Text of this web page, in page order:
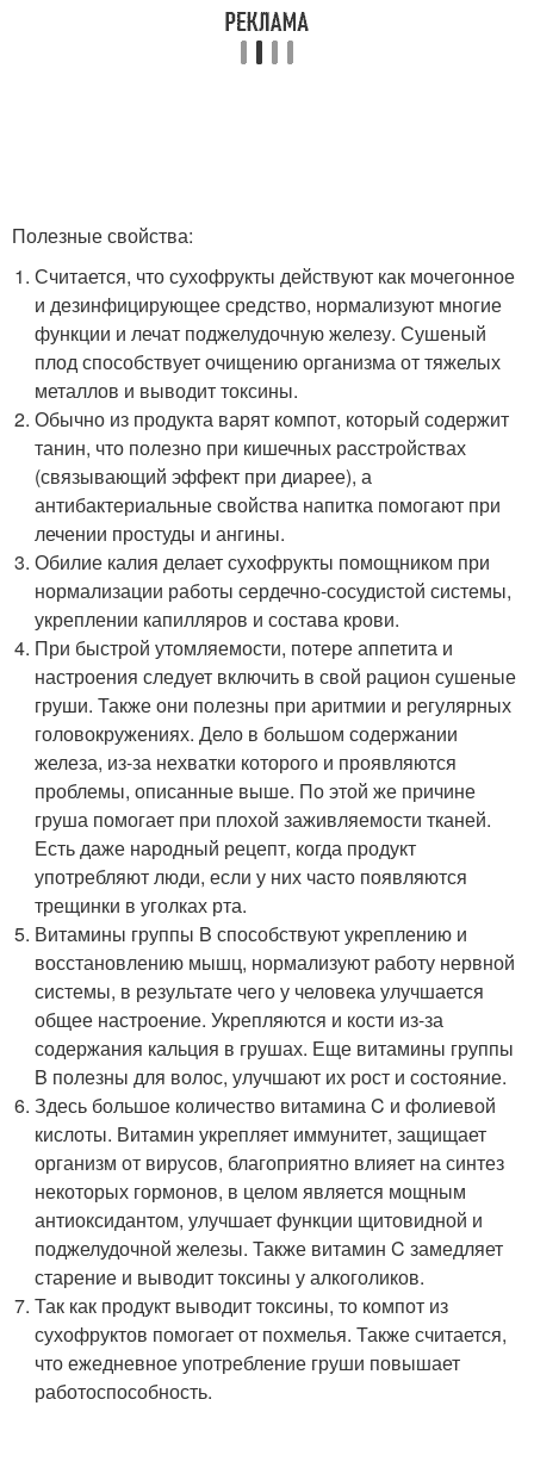
Полезные свойства:
Считается, что сухофрукты действуют как мочегонное
и дезинфицирующее средство, нормализуют многие
функции и лечат поджелудочную железу. Сушеный
плод способствует очищению организма от тяжелых
металлов и выводит токсины.
Обычно из продукта варят компот, который содержит
танин, что полезно при кишечных расстройствах
(связывающий эффект при диарее), а
антибактериальные свойства напитка помогают при
лечении простуды и ангины.
Обилие калия делает сухофрукты помощником при
нормализации работы сердечно-сосудистой системы,
укреплении капилляров и состава крови.
При быстрой утомляемости, потере аппетита и
настроения следует включить в свой рацион сушеные
груши. Также они полезны при аритмии и регулярных
головокружениях. Дело в большом содержании
железа, из-за нехватки которого и проявляются
проблемы, описанные выше. По этой же причине
груша помогает при плохой заживляемости тканей.
Есть даже народный рецепт, когда продукт
употребляют люди, если у них часто появляются
трещинки в уголках рта.
Витамины группы B способствуют укреплению и
восстановлению мышц, нормализуют работу нервной
системы, в результате чего у человека улучшается
общее настроение. Укрепляются и кости из-за
содержания кальция в грушах. Еще витамины группы
B полезны для волос, улучшают их рост и состояние.
Здесь большое количество витамина C и фолиевой
кислоты. Витамин укрепляет иммунитет, защищает
организм от вирусов, благоприятно влияет на синтез
некоторых гормонов, в целом является мощным
антиоксидантом, улучшает функции щитовидной и
поджелудочной железы. Также витамин C замедляет
старение и выводит токсины у алкоголиков.
Так как продукт выводит токсины, то компот из
сухофруктов помогает от похмелья. Также считается,
что ежедневное употребление груши повышает
работоспособность.